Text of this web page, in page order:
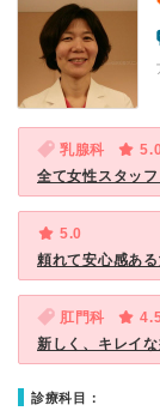
乳腺科
5.0
全て女性スタッ
5.0
頼れて安心感あ
肛門科
新しく、キレイ
診療科目：